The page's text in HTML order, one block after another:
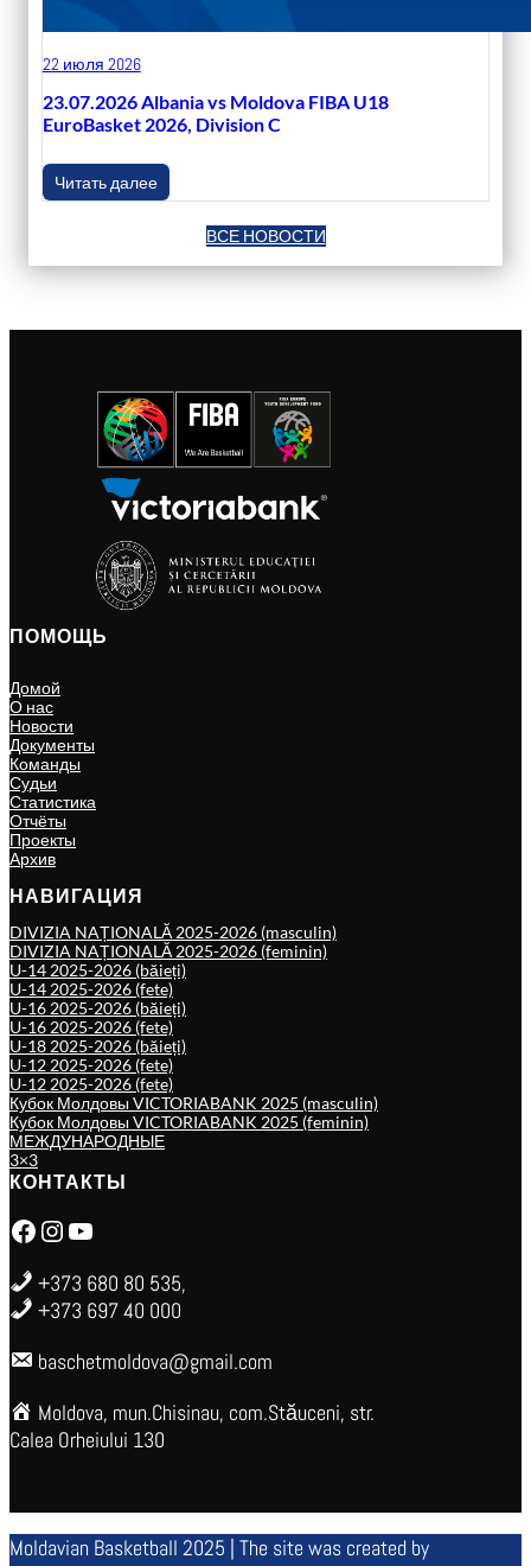
22 июля 2026
23.07.2026 Albania vs Moldova FIBA U18
EuroBasket 2026, Division C
Читать далее
ВСЕ НОВОСТИ
ПОМОЩЬ
Домой
О нас
Новости
Документы
Команды
Судьи
Статистика
Отчёты
Проекты
Архив
НАВИГАЦИЯ
DIVIZIA NAȚIONALĂ 2025-2026 (masculin)
DIVIZIA NAȚIONALĂ 2025-2026 (feminin)
U-14 2025-2026 (băieți)
U-14 2025-2026 (fete)
U-16 2025-2026 (băieți)
U-16 2025-2026 (fete)
U-18 2025-2026 (băieți)
U-12 2025-2026 (fete)
U-12 2025-2026 (fete)
Кубок Молдовы VICTORIABANK 2025 (masculin)
Кубок Молдовы VICTORIABANK 2025 (feminin)
МЕЖДУНАРОДНЫЕ
3×3
КОНТАКТЫ
Facebook Instagram YouTube
+373 680 80 535,
+373 697 40 000
baschetmoldova@gmail.com
Moldova, mun.Chisinau, com.Stăuceni, str.
Calea Orheiului 130
Moldavian Basketball 2025 | The site was created by